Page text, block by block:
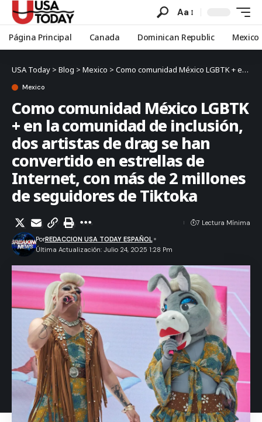
Aa
Página Principal Canada Dominican Republic Mexico
USA Today > Blog > Mexico > Como comunidad México LGBTK + en la comunidad de inclusión, dos artistas de drag se han convertido en estrellas de Internet, con más de 2 millones de seguidores de Tiktoka
Mexico
Como comunidad México LGBTK
+ en la comunidad de inclusión,
dos artistas de drag se han
convertido en estrellas de
Internet, con más de 2 millones
de seguidores de Tiktoka
Última Actualización: Julio 24, 2025 1:28 Pm
PorREDACCION USA TODAY ESPAÑOL
7 Lectura Mínima